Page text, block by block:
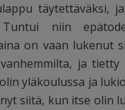
täytettäväksi,
Tuntui niin
on vaan lukenut
ja
yläkoulussa ja
siitä, kun itse olin